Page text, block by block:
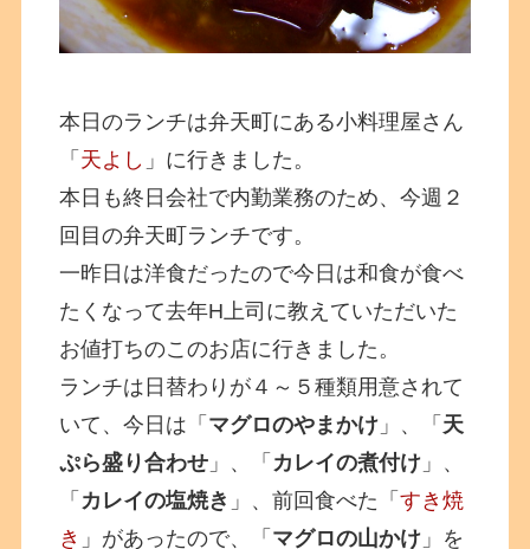
本日のランチは弁天町にある小料理屋さん
「 天よし 」に行きました。
本日も終日会社で内勤業務のため、今週２
回目の弁天町ランチです。
一昨日は洋食だったので今日は和食が食べ
たくなって去年H上司に教えていただいた
お値打ちのこのお店に行きました。
ランチは日替わりが４～５種類用意されて
いて、今日は「 マグロのやまかけ 」、「 天
ぷら盛り合わせ 」、「 カレイの煮付け 」、
「 カレイの塩焼き 」、前回食べた「すき焼
き 」があったので、「 マグロの山かけ 」を